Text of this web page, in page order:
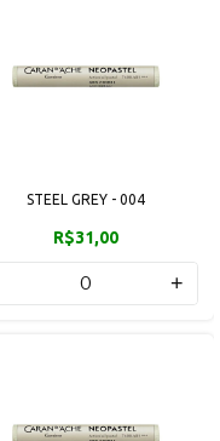
STEEL GREY - 004
R$31,00
+